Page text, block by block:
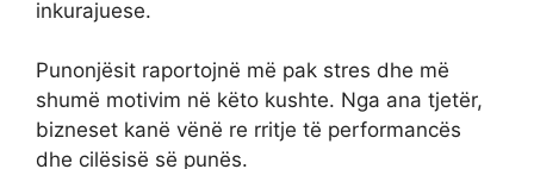
inkurajuese.
Punonjësit raportojnë më pak stres dhe më
shumë motivim në këto kushte. Nga ana tjetër,
bizneset kanë vënë re rritje të performancës
dhe cilësisë së punës.